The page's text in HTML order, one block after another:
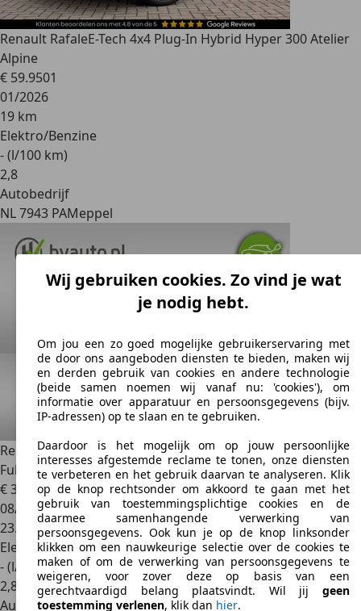
Renault RafaleE-Tech 4x4 Plug-In Hybrid Hyper 300 Atelier
Alpine
€ 59.9501
01/2026
19 km
Elektro/Benzine
- (l/100 km)
2,8
Autobedrijf
NL 7943 PAMeppel
Renault Rafale E-TECH FULL HYBRID 200PK ESPRIT ALPINE |
Full opti
€ 39.500
08/2025
23.177 km
Elektro/Benzine
- (l/100 km)
2,8
Autobedrijf
Wij gebruiken cookies. Zo vind je wat
je nodig hebt.
Om jou een zo goed mogelijke gebruikerservaring met
de door ons aangeboden diensten te bieden, maken wij
en derden gebruik van cookies en andere technologie
(beide samen noemen wij vanaf nu: 'cookies'), om
informatie over apparatuur en persoonsgegevens (bijv.
IP-adressen) op te slaan en te gebruiken.
Daardoor is het mogelijk om op jouw persoonlijke
interesses afgestemde reclame te tonen, onze diensten
te verbeteren en het gebruik daarvan te analyseren. Klik
op de knop rechtsonder om akkoord te gaan met het
gebruik van toestemmingsplichtige cookies en de
daarmee samenhangende verwerking van
persoonsgegevens. Ook kun je op de knop linksonder
klikken om een nauwkeurige selectie over de cookies te
maken of om de verwerking van persoonsgegevens te
weigeren, voor zover deze op basis van een
gerechtvaardigd belang plaatsvindt. Wil jij geen
toestemming verlenen, klik dan hier.